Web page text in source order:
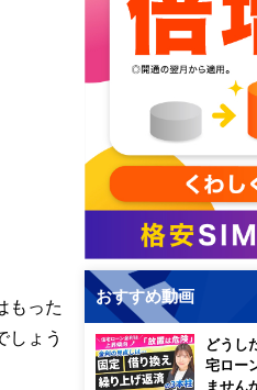
もった
しょう
おすすめ動画
どうし
宅ロー
ません